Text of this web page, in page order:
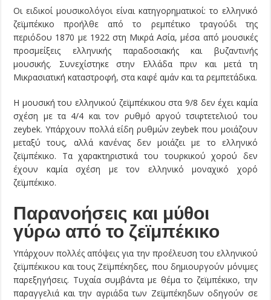
Οι ειδικοί μουσικολόγοι είναι κατηγορηματικοί: το ελληνικό
ζεϊμπέκικο προήλθε από το ρεμπέτικο τραγούδι της
περιόδου 1870 με 1922 στη Μικρά Ασία, μέσα από μουσικές
προσμείξεις ελληνικής παραδοσιακής και βυζαντινής
μουσικής. Συνεχίστηκε στην Ελλάδα πριν και μετά τη
Μικρασιατική καταστροφή, στα καφέ αμάν και τα ρεμπετάδικα.
Η μουσική του ελληνικού ζεϊμπέκικου στα 9/8 δεν έχει καμία
σχέση με τα 4/4 και τον ρυθμό αργού τσιφτετελιού του
zeybek. Υπάρχουν πολλά είδη ρυθμών zeybek που μοιάζουν
μεταξύ τους, αλλά κανένας δεν μοιάζει με το ελληνικό
ζεϊμπέκικο. Τα χαρακτηριστικά του τουρκικού χορού δεν
έχουν καμία σχέση με τον ελληνικό μοναχικό χορό
ζεϊμπέκικο.
Παρανοήσεις και μύθοι
γύρω από το ζεϊμπέκικο
Υπάρχουν πολλές απόψεις για την προέλευση του ελληνικού
ζεϊμπέκικου και τους Ζεϊμπέκηδες, που δημιουργούν μόνιμες
παρεξηγήσεις. Τυχαία συμβάντα με θέμα το ζεϊμπέκικο, την
παραγγελιά και την αγριάδα των Ζεϊμπέκηδων οδηγούν σε